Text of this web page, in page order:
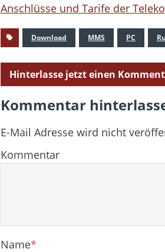
Anschlüsse und Tarife der
Download MMS PC
Hinterlasse jetzt einen
Kommentar
E-Mail Adresse wird nicht
Kommentar
Name*